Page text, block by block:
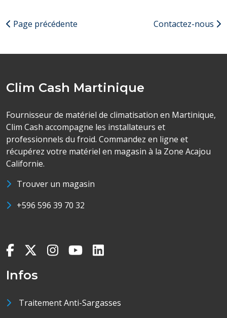
Page précédente Contactez-nous
Clim Cash Martinique
Fournisseur de matériel de climatisation en Martinique,
Clim Cash accompagne les installateurs et
professionnels du froid. Commandez en ligne et
récupérez votre matériel en magasin à la Zone Acajou
Californie.
Trouver un magasin
+596 596 39 70 32
Infos
Traitement Anti-Sargasses